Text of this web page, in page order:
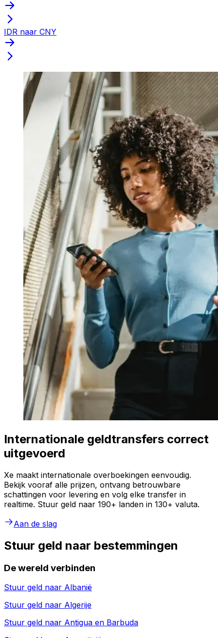
IDR naar CNY
Internationale geldtransfers correct
uitgevoerd
Xe maakt internationale overboekingen eenvoudig.
Bekijk vooraf alle prijzen, ontvang betrouwbare
schattingen voor levering en volg elke transfer in
realtime. Stuur geld naar 190+ landen in 130+ valuta.
Aan de slag
Stuur geld naar bestemmingen
De wereld verbinden
Stuur geld naar Albanië
Stuur geld naar Algerije
Stuur geld naar Antigua en Barbuda